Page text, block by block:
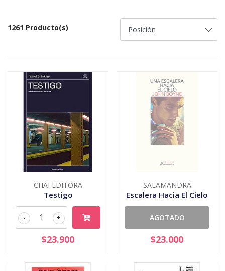
1261 Producto(s)
CHAI EDITORA
Testigo
+
-
$23.900
SALAMANDRA
Escalera Hacia El Cielo
AGOTADO
$23.000